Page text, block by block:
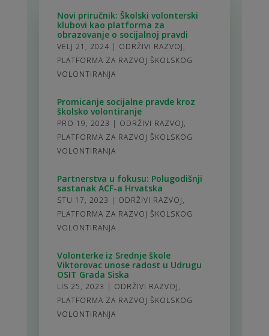
Novi priručnik: Školski volonterski
klubovi kao platforma za
obrazovanje o socijalnoj pravdi
VELJ 21, 2024 | ODRŽIVI RAZVOJ,
PLATFORMA ZA RAZVOJ ŠKOLSKOG
VOLONTIRANJA
Promicanje socijalne pravde kroz
školsko volontiranje
PRO 19, 2023 | ODRŽIVI RAZVOJ,
PLATFORMA ZA RAZVOJ ŠKOLSKOG
VOLONTIRANJA
Partnerstva u fokusu: Polugodišnji
sastanak ACF-a Hrvatska
STU 17, 2023 | ODRŽIVI RAZVOJ,
PLATFORMA ZA RAZVOJ ŠKOLSKOG
VOLONTIRANJA
Volonterke iz Srednje škole
Viktorovac unose radost u Udrugu
OSIT Grada Siska
LIS 25, 2023 | ODRŽIVI RAZVOJ,
PLATFORMA ZA RAZVOJ ŠKOLSKOG
VOLONTIRANJA